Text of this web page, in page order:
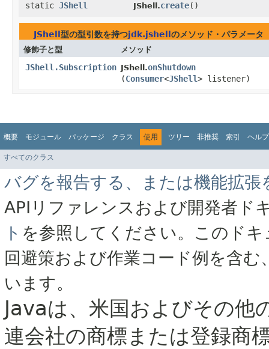
static JShell JShell.create()
JShell 型の型引数を持つjdk.jshell のメソッド・パラメータ
修飾子と型 メソッド
JShell.Subscription JShell.onShutdown
(Consumer<JShell> listener)
概要 モジュール パッケージ クラス 使用 ツリー 非推奨 索引 ヘルプ
すべてのクラス
バグを報告する、または機能拡張
APIリファレンスおよび開発者ド
ト を参照してください。このド
回避策および作業コード例を含
います。
Javaは、米国およびその
連会社の商標または登録商